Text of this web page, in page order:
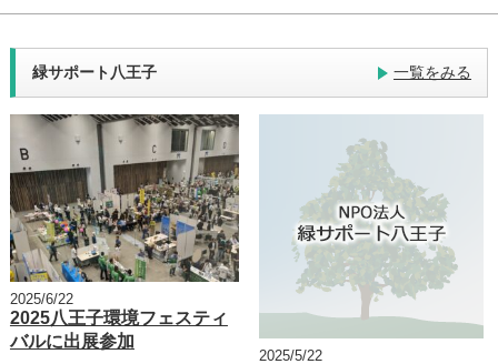
緑サポート八王子 一覧をみる
2025/6/22
2025八王子環境フェスティ
バルに出展参加
2025/5/22